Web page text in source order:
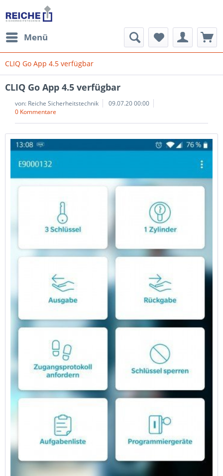
Menü
CLIQ Go App 4.5 verfügbar
CLIQ Go App 4.5 verfügbar
von: Reiche Sicherheitstechnik
09.07.20 00:00
0 Kommentare